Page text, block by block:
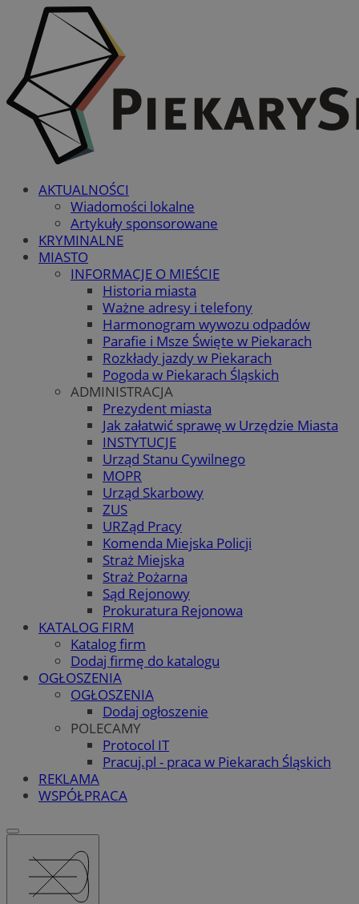
AKTUALNOŚCI
Wiadomości lokalne
Artykuły sponsorowane
KRYMINALNE
MIASTO
INFORMACJE O MIEŚCIE
Historia miasta
Ważne adresy i telefony
Harmonogram wywozu odpadów
Parafie i Msze Święte w Piekarach
Rozkłady jazdy w Piekarach
Pogoda w Piekarach Śląskich
ADMINISTRACJA
Prezydent miasta
Jak załatwić sprawę w Urzędzie Miasta
INSTYTUCJE
Urząd Stanu Cywilnego
MOPR
Urząd Skarbowy
ZUS
URZąd Pracy
Komenda Miejska Policji
Straż Miejska
Straż Pożarna
Sąd Rejonowy
Prokuratura Rejonowa
KATALOG FIRM
Katalog firm
Dodaj firmę do katalogu
OGŁOSZENIA
OGŁOSZENIA
Dodaj ogłoszenie
POLECAMY
Protocol IT
Pracuj.pl - praca w Piekarach Śląskich
REKLAMA
WSPÓŁPRACA